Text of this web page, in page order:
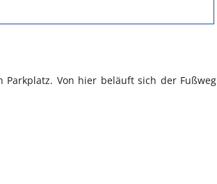
Von hier beläuft sich der Fußweg